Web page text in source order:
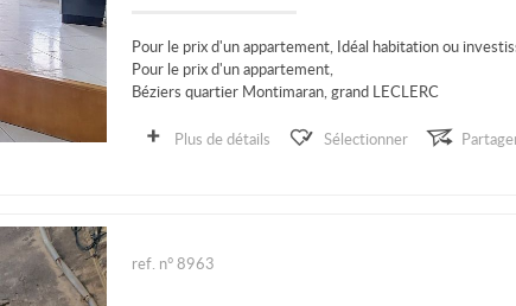
Pour le prix d'un appartement, Idéal habitation ou
Pour le prix d'un appartement,
Béziers quartier Montimaran, grand LECLERC
Dans petite copropriété de deux logements...
Plus de détails Sélectionner
ref. n° 8963